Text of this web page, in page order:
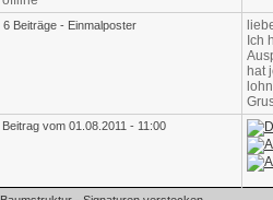
6 Beiträge - Einmalposter
Ich
hat
Beitrag vom 01.08.2011 - 11:00